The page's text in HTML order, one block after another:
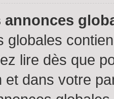
annonces
globales
lire dès que
dans votre